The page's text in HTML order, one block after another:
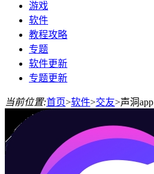
游戏
软件
教程攻略
专题
软件更新
专题更新
当前位置:首页>软件>交友>声洞app